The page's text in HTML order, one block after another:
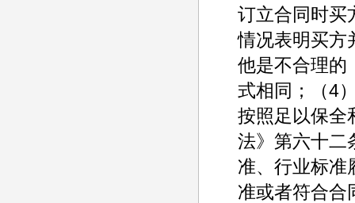
订立合同时买
情况表明买方
他是不合理的
式相同；（4
按照足以保全
法》第六十二
准、行业标准
准或者符合合